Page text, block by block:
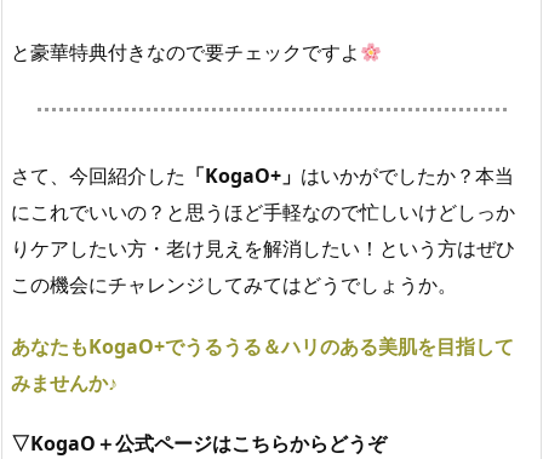
と豪華特典付きなので要チェックですよ
さて、今回紹介した 「KogaO+」 はいかがでしたか？本当
にこれでいいの？と思うほど手軽なので忙しいけどしっか
りケアしたい方・老け見えを解消したい！という方はぜひ
この機会にチャレンジしてみてはどうでしょうか。
あなたもKogaO+でうるうる＆ハリのある美肌を目指して
みませんか♪
▽KogaO＋公式ページはこちらからどうぞ